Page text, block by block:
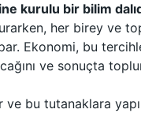
kurulu bir bilim
her birey ve
Ekonomi, bu
ve sonuçta
bu tutanaklara